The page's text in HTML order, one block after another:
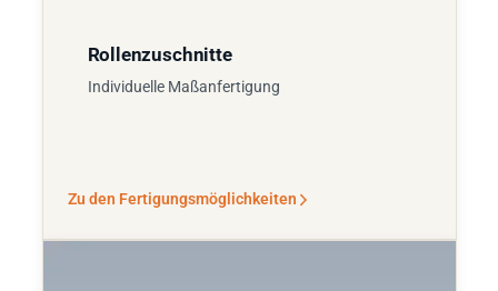
Rollenzuschnitte
Individuelle Maßanfertigung
Zu den Fertigungsmöglichkeiten